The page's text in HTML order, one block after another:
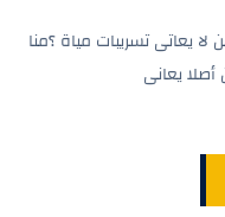
يعاتى تسريبات مياة ؟منا
يعانى